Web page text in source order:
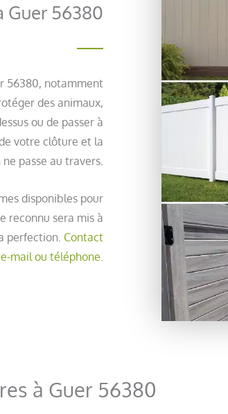
Guer 56380
56380, notamment
des animaux,
ou de passer à
votre clôture et la
passe au travers.
disponibles pour
reconnu sera mis à
perfection. Contact
mail ou téléphone.
à Guer 56380